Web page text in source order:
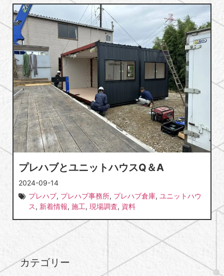
プレハブとユニットハウスQ＆A
2024-09-14
プレハブ, プレハブ事務所, プレハブ倉庫, ユニットハウ
ス, 新着情報, 施工, 現場調査, 資料
カテゴリー